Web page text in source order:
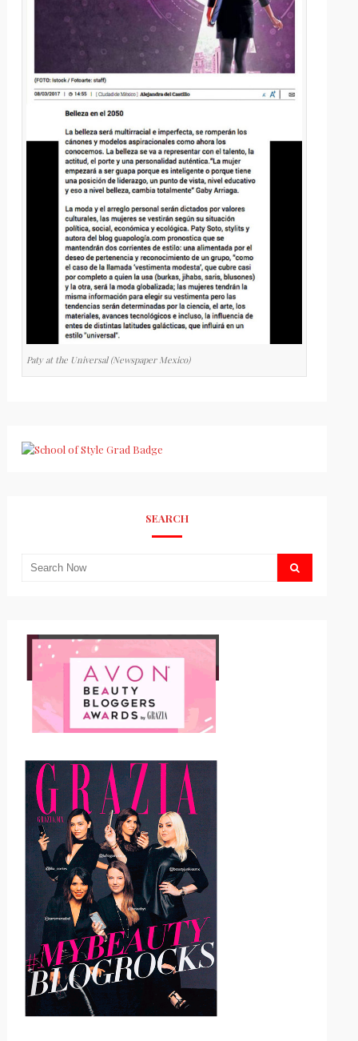
Paty at the Universal (Newspaper Mexico)
SEARCH